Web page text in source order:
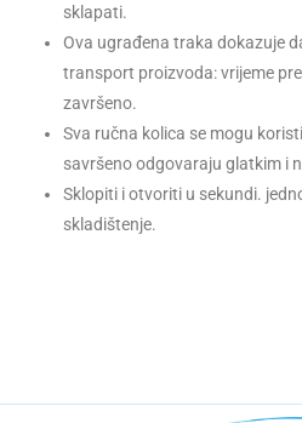
sklapati.
Ova ugrađena traka dokazuje
transport proizvoda: vrijeme
završeno.
Sva ručna kolica se mogu
savršeno odgovaraju glatkim i
Sklopiti i otvoriti u sekundi.
skladištenje.